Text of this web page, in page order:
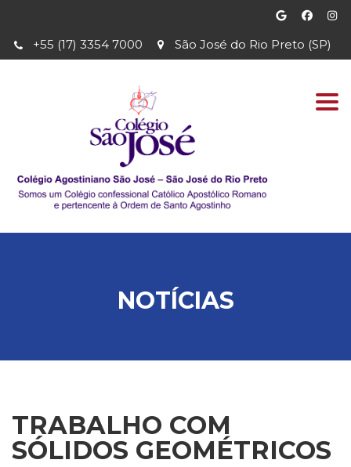
São José do Rio Preto (SP)
+55 (17) 3354 7000
NOTÍCIAS
TRABALHO COM
SÓLIDOS GEOMÉTRICOS